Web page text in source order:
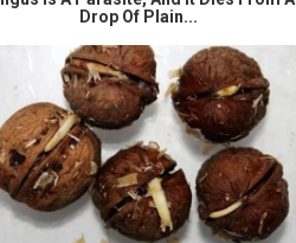
Drop Of Plain...